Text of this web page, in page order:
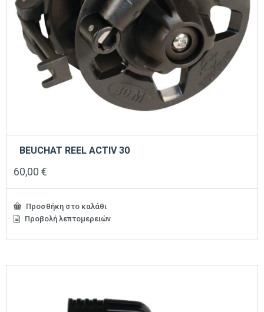
BEUCHAT REEL ACTIV 30
60,00 €
Προσθήκη στο καλάθι
Προβολή λεπτομερειών